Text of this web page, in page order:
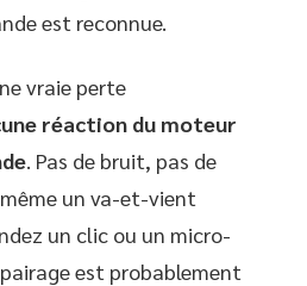
est reconnue.
vraie perte
réaction du moteur
. Pas de bruit, pas de
un va-et-vient
un clic ou un micro-
est probablement